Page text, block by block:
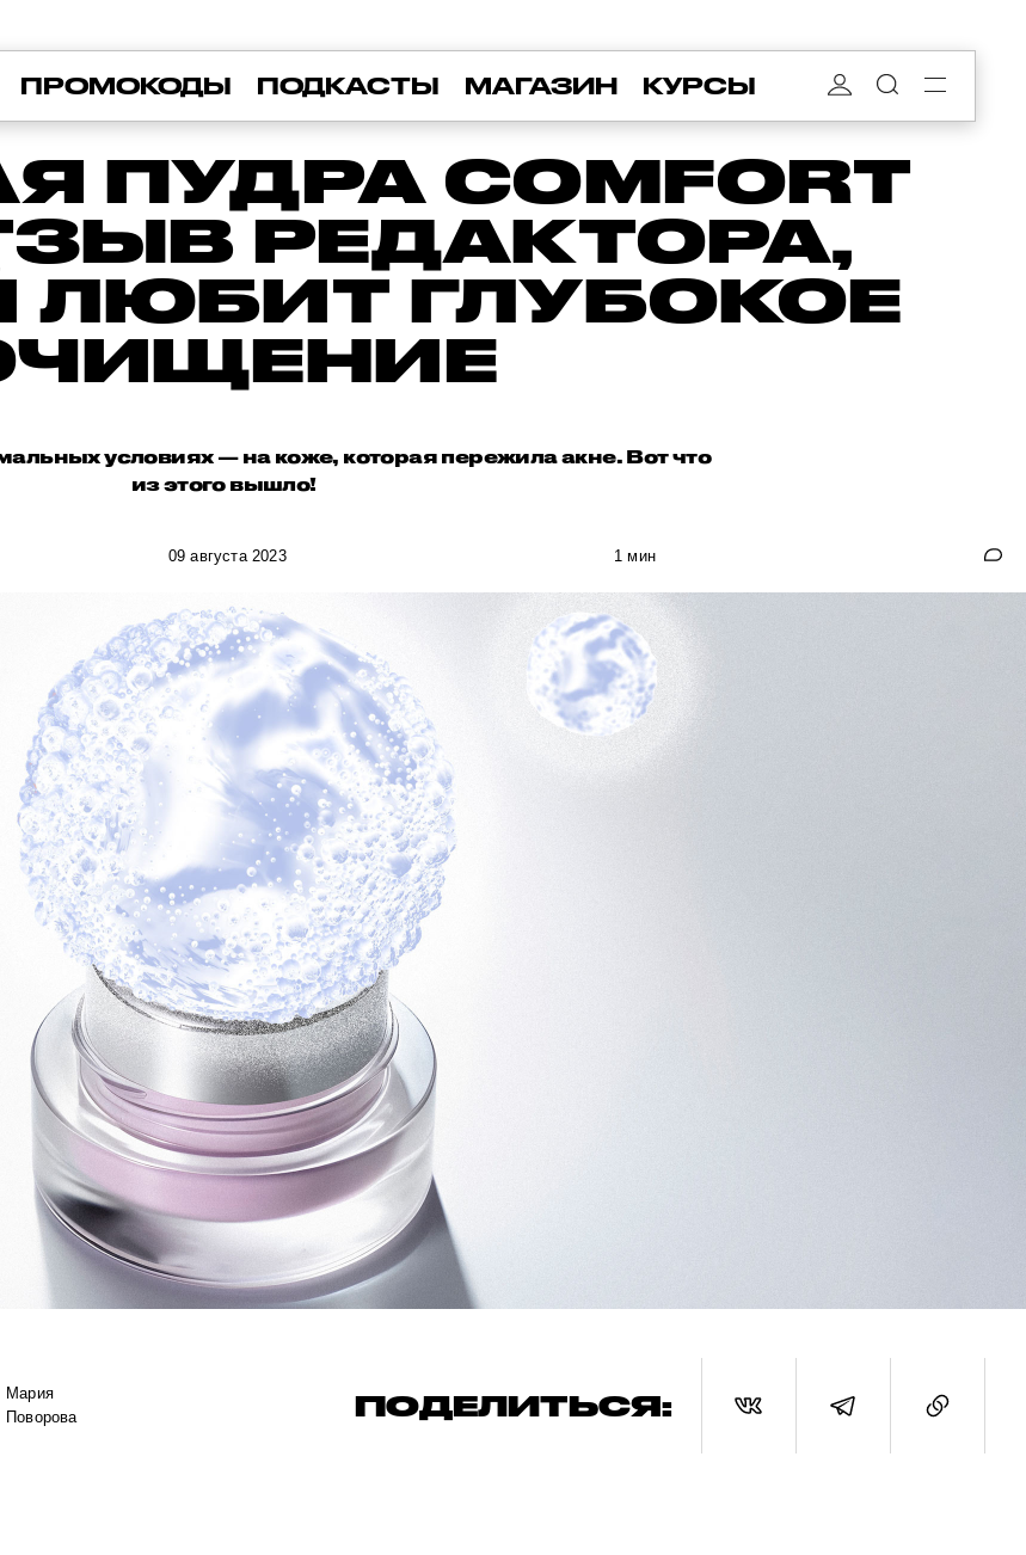
ПРОМОКОДЫ ПОДКАСТЫ МАГАЗИН КУРСЫ
ПУДРА COMFORT
РЕДАКТОРА,
ЛЮБИТ ГЛУБОКОЕ
условиях — на коже, которая пережила акне. Вот что
из этого вышло!
09 августа 2023 1 мин
Мария
Поворова
ПОДЕЛИТЬСЯ: